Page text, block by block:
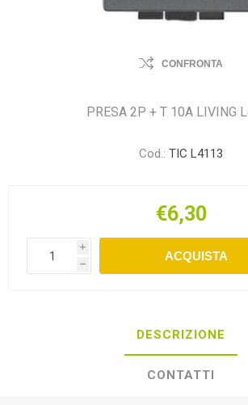
CONFRONTA
PRESA 2P + T 10A LIVING
Cod.: TIC L4113
€6,30
i
h
ACQUISTA
DESCRIZIONE
CONTATTI